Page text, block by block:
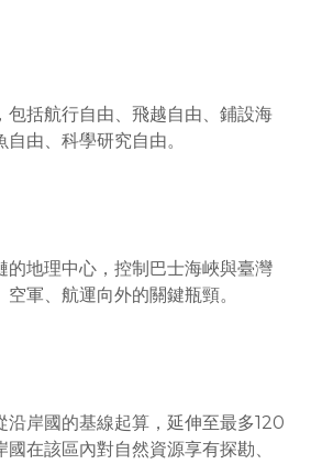
包括航行自由、飛越自由、鋪設海
由、科學研究自由。
的地理中心，控制巴士海峽與臺灣
軍、航運向外的關鍵瓶頸。
沿岸國的基線起算，延伸至最多120
在該區內對自然資源享有探勘、